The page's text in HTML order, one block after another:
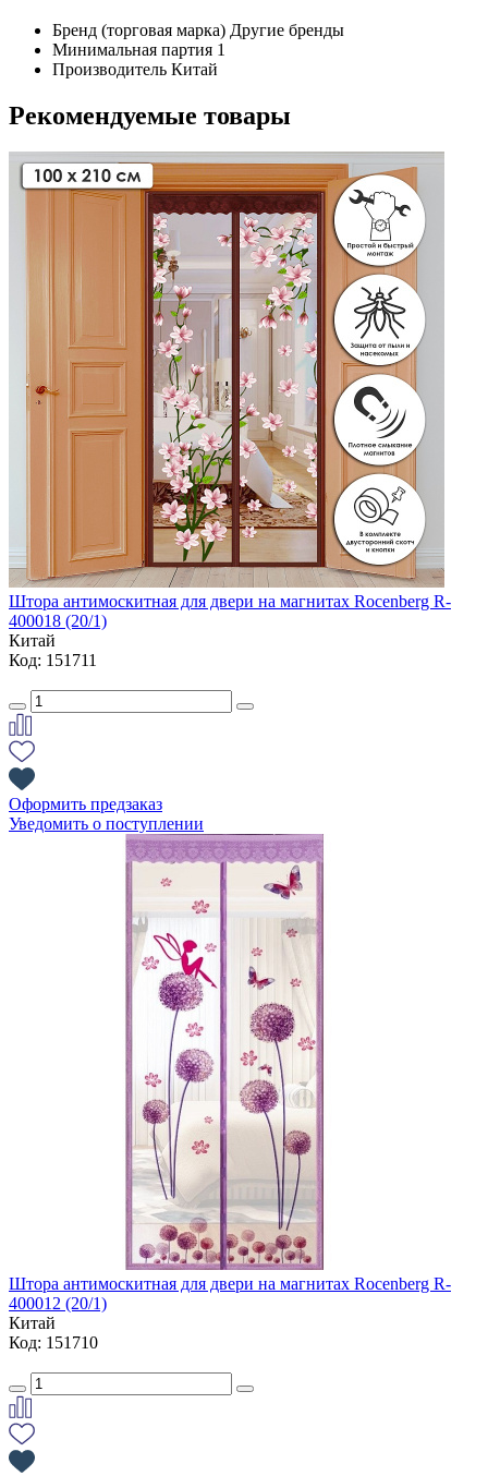
Бренд (торговая марка) Другие бренды
Минимальная партия 1
Производитель Китай
Рекомендуемые товары
Штора антимоскитная для двери на магнитах Rocenberg R-
400018 (20/1)
Китай
Код: 151711
Оформить предзаказ
Уведомить о поступлении
Штора антимоскитная для двери на магнитах Rocenberg R-
400012 (20/1)
Китай
Код: 151710